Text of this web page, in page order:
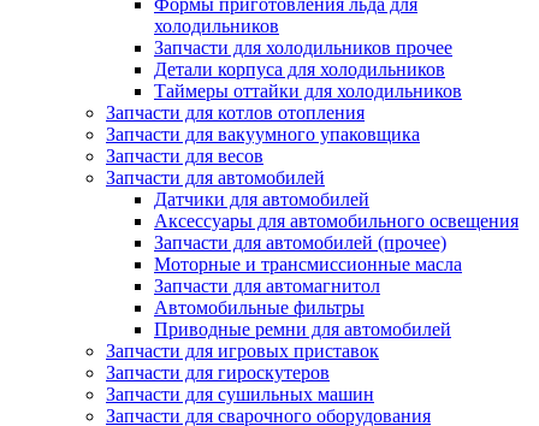
Формы приготовления льда для
холодильников
Запчасти для холодильников прочее
Детали корпуса для холодильников
Таймеры оттайки для холодильников
Запчасти для котлов отопления
Запчасти для вакуумного упаковщика
Запчасти для весов
Запчасти для автомобилей
Датчики для автомобилей
Аксессуары для автомобильного освещения
Запчасти для автомобилей (прочее)
Моторные и трансмиссионные масла
Запчасти для автомагнитол
Автомобильные фильтры
Приводные ремни для автомобилей
Запчасти для игровых приставок
Запчасти для гироскутеров
Запчасти для сушильных машин
Запчасти для сварочного оборудования